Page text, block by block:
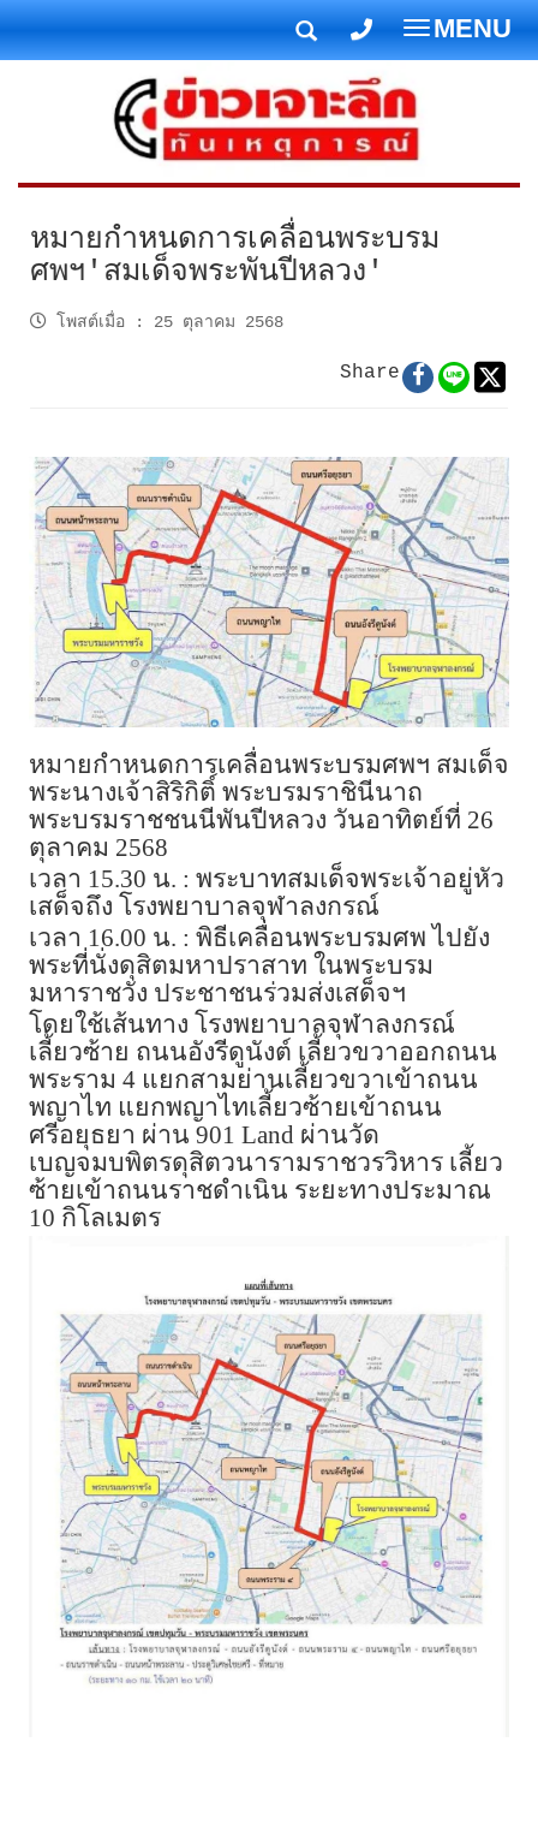
T
o
g
g
l
e
a
a
o
n
MENU
หมายกำหนดการเคลื่อนพระบรม
ศพฯ'สมเด็จพระพันปีหลวง'
โพสต์เมื่อ : 25 ตุลาคม 2568
Share
หมายกำหนดการเคลื่อนพระบรมศพฯ สมเด็จ
พระนางเจ้าสิริกิติ์ พระบรมราชินีนาถ
พระบรมราชชนนีพันปีหลวง วันอาทิตย์ที่ 26
ตุลาคม 2568
เวลา 15.30 น. : พระบาทสมเด็จพระเจ้าอยู่หัว
เสด็จถึง โรงพยาบาลจุฬาลงกรณ์
เวลา 16.00 น. : พิธีเคลื่อนพระบรมศพ ไปยัง
พระที่นั่งดุสิตมหาปราสาท ในพระบรม
มหาราชวัง ประชาชนร่วมส่งเสด็จฯ
โดยใช้เส้นทาง โรงพยาบาลจุฬาลงกรณ์
เลี้ยวซ้าย ถนนอังรีดูนังต์ เลี้ยวขวาออกถนน
พระราม 4 แยกสามย่านเลี้ยวขวาเข้าถนน
พญาไท แยกพญาไทเลี้ยวซ้ายเข้าถนน
ศรีอยุธยา ผ่าน 901 Land ผ่านวัด
เบญจมบพิตรดุสิตวนารามราชวรวิหาร เลี้ยว
ซ้ายเข้าถนนราชดำเนิน ระยะทางประมาณ
10 กิโลเมตร